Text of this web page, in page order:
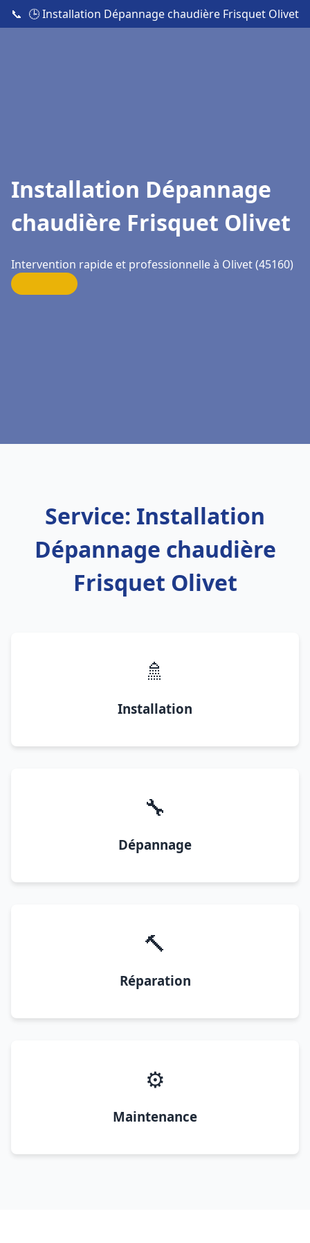
📞 🕒 Installation Dépannage chaudière Frisquet Olivet
Installation Dépannage
chaudière Frisquet Olivet
Intervention rapide et professionnelle à Olivet (45160)
Service: Installation
Dépannage chaudière
Frisquet Olivet
🚿
Installation
🔧
Dépannage
🔨
Réparation
⚙️
Maintenance